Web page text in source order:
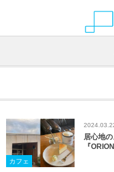
カフェ
居心地
『
グルメ
観光スポット
レジャー・アクティビティ
自然・風景
福井県
福井市
あわら市
池田町
Dearふくいとは
Dearふくいへの広告掲載につい
プライバシーポリシー
お知らせ
ことりっぷ
SmartNews
Yahoo!ライフマガジン
お問い合わせ・取材依頼・情報